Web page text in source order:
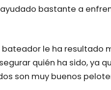
bastante a
le ha resultado
quién ha sido, ya
son muy buenos